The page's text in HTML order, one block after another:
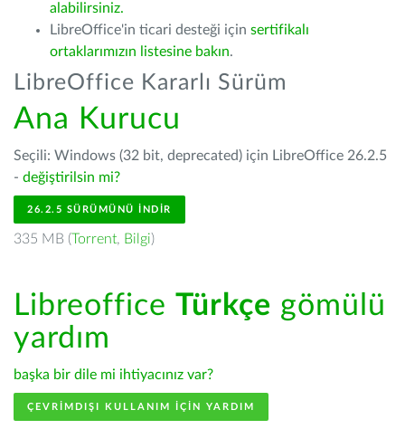
alabilirsiniz.
LibreOffice'in ticari desteği için sertifikalı
ortaklarımızın listesine bakın.
LibreOffice Kararlı Sürüm
Ana Kurucu
Seçili: Windows (32 bit, deprecated) için LibreOffice 26.2.5
- değiştirilsin mi?
26.2.5 SÜRÜMÜNÜ İNDIR
335 MB (Torrent, Bilgi)
Libreoffice Türkçe gömülü
yardım
başka bir dile mi ihtiyacınız var?
ÇEVRIMDIŞI KULLANIM IÇIN YARDIM